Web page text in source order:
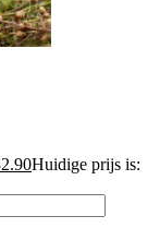
Huidige prijs is: